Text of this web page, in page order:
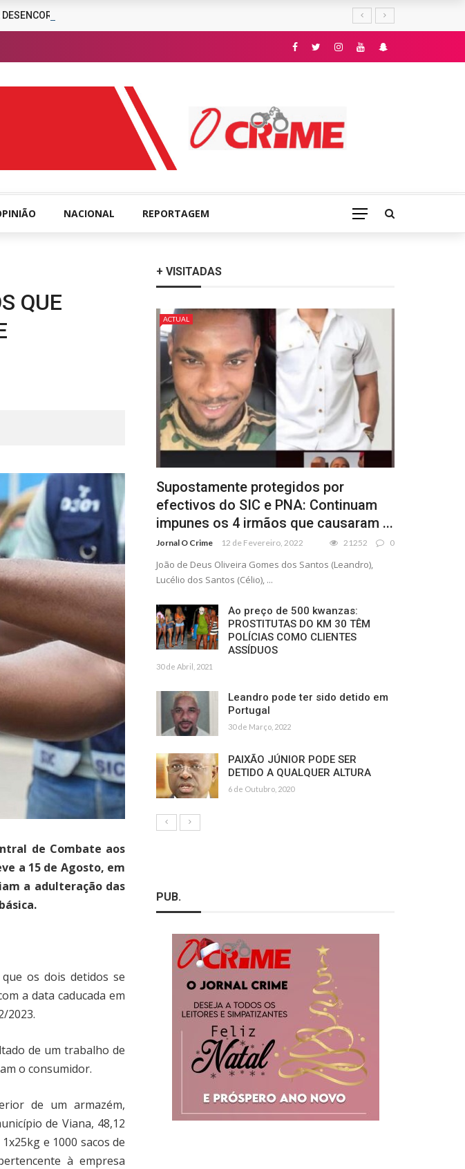
A CRIMINALIDADE
NACIONAL REPORTAGEM
QUE
de Combate aos
a 15 de Agosto, em
a adulteração das
os dois detidos se
a data caducada em
2023.
de um trabalho de
o consumidor.
de um armazém,
de Viana, 48,12
e 1000 sacos de
à empresa
+ VISITADAS
ACTUAL
Supostamente protegidos por
efectivos do SIC e PNA: Continuam
impunes os 4 irmãos que causaram ...
Jornal O Crime 12 de Fevereiro, 2022 21252 0
João de Deus Oliveira Gomes dos Santos (Leandro),
Lucélio dos Santos (Célio), ...
Ao preço de 500 kwanzas:
PROSTITUTAS DO KM 30 TÊM
POLÍCIAS COMO CLIENTES
ASSÍDUOS
30 de Abril, 2021
Leandro pode ter sido detido em
Portugal
30 de Março, 2022
PAIXÃO JÚNIOR PODE SER
DETIDO A QUALQUER ALTURA
6 de Outubro, 2020
PUB.